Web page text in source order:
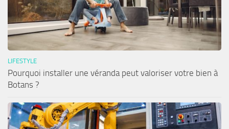
LIFESTYLE
Pourquoi installer une véranda peut valoriser votre bien à
Botans ?